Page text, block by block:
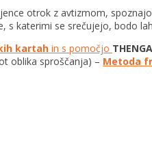
otrok z avtizmom,
s katerimi se srečujejo, bodo
kartah in s pomočjo
oblika sproščanja) – Metoda